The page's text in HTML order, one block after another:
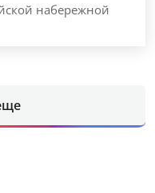
набережной